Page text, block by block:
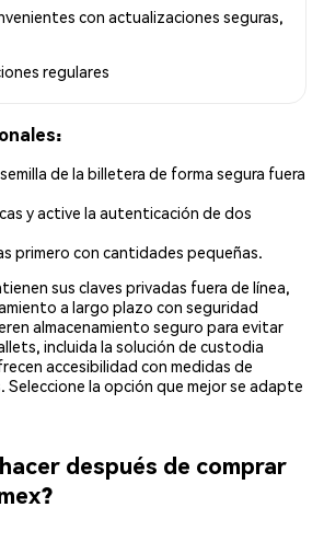
con actualizaciones seguras,
regulares
de la billetera de forma segura fuera
y active la autenticación de dos
primero con cantidades pequeñas.
sus claves privadas fuera de línea,
a largo plazo con seguridad
almacenamiento seguro para evitar
incluida la solución de custodia
accesibilidad con medidas de
la opción que mejor se adapte
después de comprar